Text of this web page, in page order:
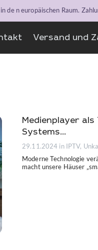
de n europäischen Raum.
Versand und
Medienplayer als
Systems...
29.11.2024 in IPTV,
Moderne Technologie
macht unsere Häuser